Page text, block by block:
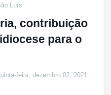
Luís
contribuição
para o
feira, dezembro 02, 2021